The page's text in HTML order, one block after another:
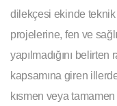
dilekçesi ekinde teknik
projelerine, fen ve
yapılmadığını belirten
kapsamına giren
kısmen veya